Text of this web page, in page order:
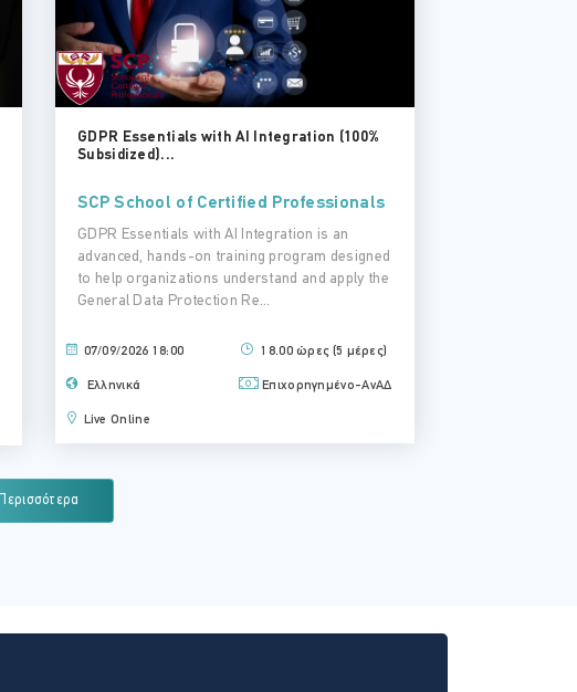
GDPR Essentials with AI Integration (100%
Subsidized)...
SCP School of Certified Professionals
GDPR Essentials with AI Integration is an
advanced, hands-on training program designed
to help organizations understand and apply the
General Data Protection Re...
07/09/2026 18:00 18.00 ώρες (5 μέρες)
Ελληνικά Επιχορηγημένο-ΑνΑΔ
Live Online
Περισσότερα